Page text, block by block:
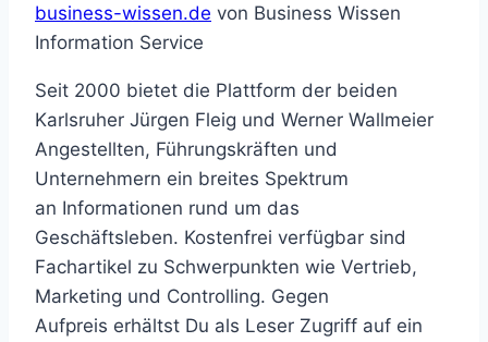
business-wissen.de von Business Wissen
Information Service
Seit 2000 bietet die Plattform der beiden
Karlsruher Jürgen Fleig und Werner Wallmeier
Angestellten, Führungskräften und
Unternehmern ein breites Spektrum
an Informationen rund um das
Geschäftsleben. Kostenfrei verfügbar sind
Fachartikel zu Schwerpunkten wie Vertrieb,
Marketing und Controlling. Gegen
Aufpreis erhältst Du als Leser Zugriff auf ein